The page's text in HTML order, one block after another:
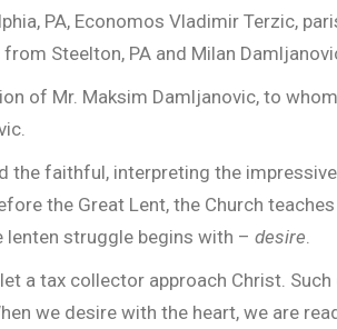
PA, Economos Vladimir Terzic,
Steelton, PA and Milan
of Mr. Maksim Damljanovic, to
faithful, interpreting the
the Great Lent, the Church
lenten struggle begins with – desire
a tax collector approach Christ.
we desire with the heart, we are